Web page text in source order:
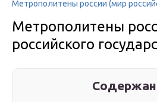
Метрополитены россии (мир
Метрополитены
российского